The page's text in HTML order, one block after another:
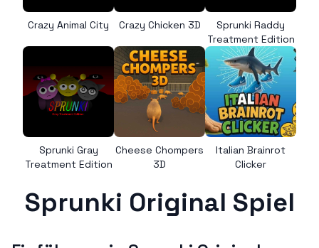
Crazy Animal City Crazy Chicken 3D
Sprunki Raddy
Treatment Edition
Sprunki Gray
Treatment Edition
Cheese Chompers
3D
Italian Brainrot
Clicker
Sprunki Original Spiel